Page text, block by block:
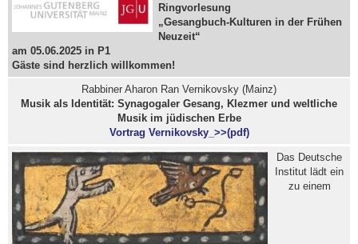
Ringvorlesung
„Gesangbuch-Kulturen in der Frühen
Neuzeit“
am 05.06.2025 in P1
Gäste sind herzlich willkommen!
Rabbiner Aharon Ran Vernikovsky (Mainz)
Musik als Identität: Synagogaler Gesang, Klezmer und weltliche
Musik im jüdischen Erbe
Vortrag Vernikovsky_>>(pdf)
Das Deutsche
Institut lädt ein
zu einem